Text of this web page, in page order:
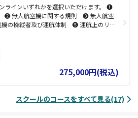
インいずれかを選択いただけます。 ❶
❷ 無人航空機に関する規則 ❸ 無人航空
の操縦者及び運航体制 ❺ 運航上のリ
て宿泊可能、食事無料提供） ❶ 飛行計
行環境の確認 ❷ 機体の状況、操縦モー
ェールセーフ機能の適切な設定、飛行経
定 ❹ 基本操縦（手動） ❺ 様々な運航形
わる操作 ❼ 緊急時の対応 ❽ 飛行後の記
科＋実地 (修了試験あり)
275,000円(税込)
スクールのコースをすべて見る(17)